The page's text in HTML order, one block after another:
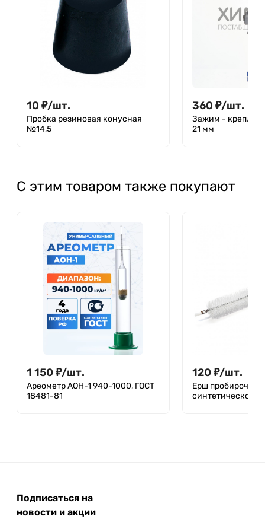
10 ₽/шт.
Пробка резиновая конусная
№14,5
360 ₽/шт.
Зажим -
21 мм
С этим товаром также покупают
1 150 ₽/шт.
Ареометр АОН-1 940-1000, ГОСТ
18481-81
120 ₽/шт.
Ерш
синтетической
Подписаться на
новости и акции